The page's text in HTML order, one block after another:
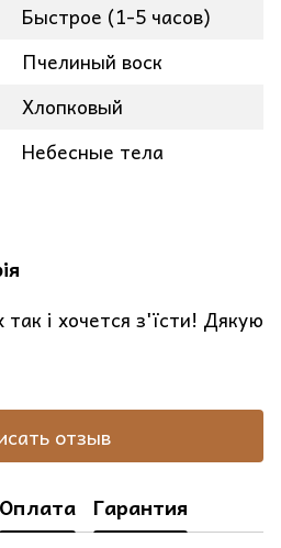
Быстрое (1-5 часов)
Пчелиный воск
Хлопковый
Небесные тела
і хочется з'їсти! Дякую
отзыв
Оплата Гарантия